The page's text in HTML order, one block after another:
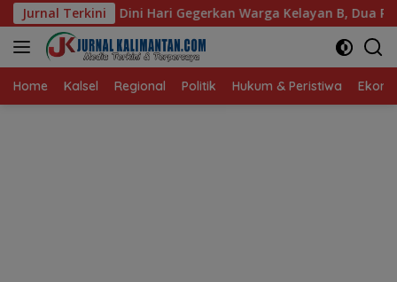
Langsung
ke
konten
Jurnal Terkini
Warga Kelayan B, Dua Rumah dan Bedakan Terbakar
Home Kalsel Regional Politik Hukum & Peristiwa